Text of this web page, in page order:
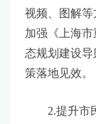
视频、图解
加强《上海
态规划建设
策落地见效。
2.提升市民